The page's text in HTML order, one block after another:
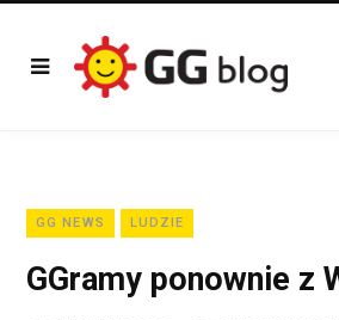
GG NEWS LUDZIE
GGramy ponownie z